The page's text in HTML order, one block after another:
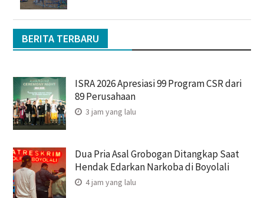
BERITA TERBARU
ISRA 2026 Apresiasi 99 Program CSR dari
89 Perusahaan
3 jam yang lalu
Dua Pria Asal Grobogan Ditangkap Saat
Hendak Edarkan Narkoba di Boyolali
4 jam yang lalu